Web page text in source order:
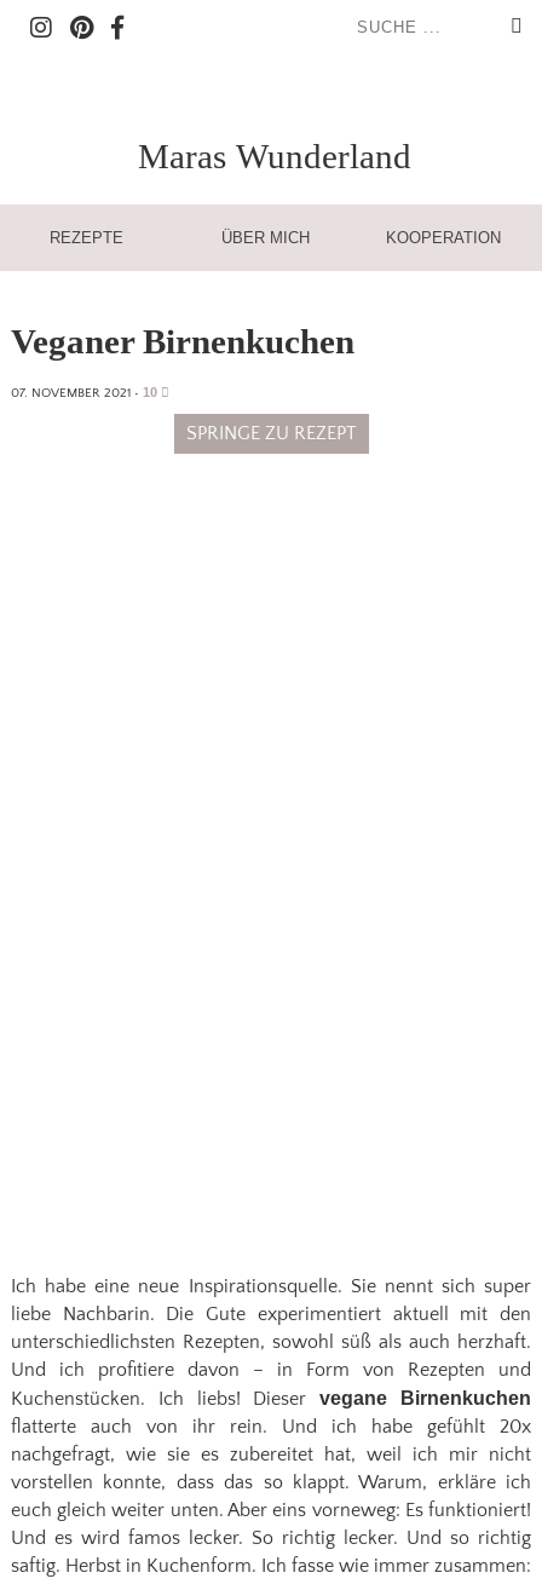
Maras Wunderland
REZEPTE ÜBER MICH KOOPERATION
Veganer Birnenkuchen
07. NOVEMBER 2021• 10
SPRINGE ZU REZEPT
Ich habe eine neue Inspirationsquelle. Sie nennt sich super
liebe Nachbarin. Die Gute experimentiert aktuell mit den
unterschiedlichsten Rezepten, sowohl süß als auch herzhaft.
Und ich profitiere davon – in Form von Rezepten und
Kuchenstücken. Ich liebs! Dieservegane Birnenkuchen
flatterte auch von ihr rein. Und ich habe gefühlt 20x
nachgefragt, wie sie es zubereitet hat, weil ich mir nicht
vorstellen konnte, dass das so klappt. Warum, erkläre ich
euch gleich weiter unten. Aber eins vorneweg: Es funktioniert!
Und es wird famos lecker. So richtig lecker. Und so richtig
saftig. Herbst in Kuchenform. Ich fasse wie immer zusammen: